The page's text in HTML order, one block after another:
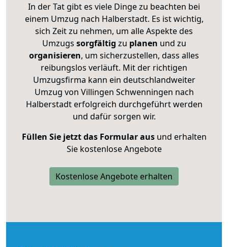
In der Tat gibt es viele Dinge zu beachten bei
einem Umzug nach Halberstadt. Es ist wichtig,
sich Zeit zu nehmen, um alle Aspekte des
Umzugs sorgfältig zu planen und zu
organisieren, um sicherzustellen, dass alles
reibungslos verläuft. Mit der richtigen
Umzugsfirma kann ein deutschlandweiter
Umzug von Villingen Schwenningen nach
Halberstadt erfolgreich durchgeführt werden
und dafür sorgen wir.
Füllen Sie jetzt das Formular ausund erhalten
Sie kostenlose Angebote
Kostenlose Angebote erhalten